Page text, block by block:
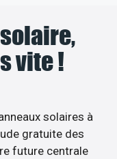
vite !
solaires à
gratuite des
future centrale